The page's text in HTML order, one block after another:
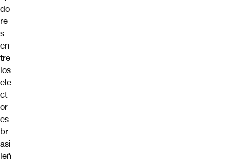
do
re
s
en
tre
los
ele
ct
or
es
br
asi
leñ